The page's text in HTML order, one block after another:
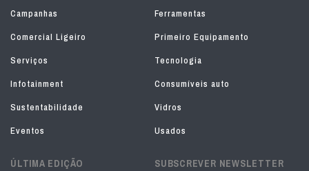
Campanhas
Ferramentas
Comercial Ligeiro
Primeiro Equipamento
Serviços
Tecnologia
Infotainment
Consumíveis auto
Sustentabilidade
Vidros
Eventos
Usados
ÚLTIMA EDIÇÃO SUBSCREVER NEWSLETTER